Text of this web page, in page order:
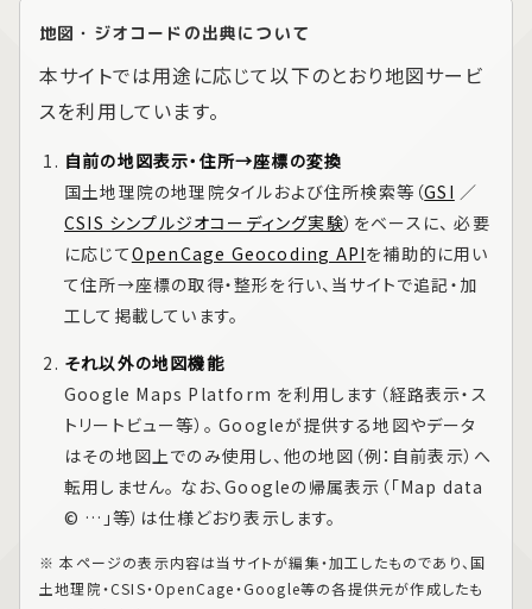
地図・ジオコードの出典について
本サイトでは用途に応じて以下のとおり地図サービ
スを利用しています。
自前の地図表示・住所→座標の変換
国土地理院の地理院タイルおよび住所検索等（GSI ／
CSIS シンプルジオコーディング実験）をベースに、 必要
に応じてOpenCage Geocoding APIを補助的に用い
て住所→座標の取得・整形を行い、当サイトで追記・加
工して掲載しています。
それ以外の地図機能
Google Maps Platform を利用します（経路表示・ス
トリートビュー等）。 Googleが提供する地図やデータ
はその地図上でのみ使用し、他の地図（例：自前表示）へ
転用しません。 なお、Googleの帰属表示（「Map data
© …」等）は仕様どおり表示します。
※ 本ページの表示内容は当サイトが編集・加工したものであり、国
土地理院・CSIS・OpenCage・Google等の各提供元が作成したも